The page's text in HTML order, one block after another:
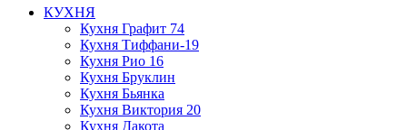
КУХНЯ
Кухня Графит 74
Кухня Тиффани-19
Кухня Рио 16
Кухня Бруклин
Кухня Бьянка
Кухня Виктория 20
Кухня Дакота